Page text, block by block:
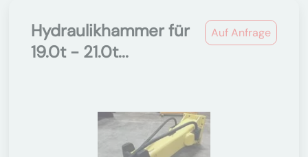
Auf Anfrage
Hydraulikhammer für
19.0t - 21.0t...